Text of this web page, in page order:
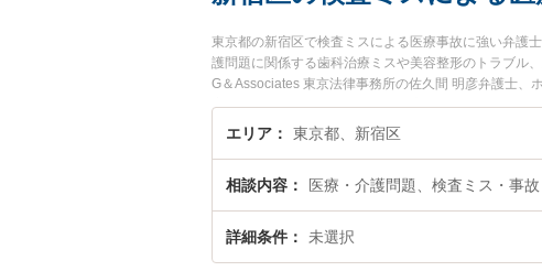
東京都の新宿区で検査ミスによる医療事故に強い弁護
護問題に関係する歯科治療ミスや美容整形のトラブル
G＆Associates 東京法律事務所の佐久間 明彦弁護士、
夜間に発生した検査ミスによる医療事故のトラブルを
談無料で検査ミスによる医療事故を法律相談できる新
エリア 東京都、新宿区
相談内容 医療・介護問題、検査ミス・事故
詳細条件 未選択